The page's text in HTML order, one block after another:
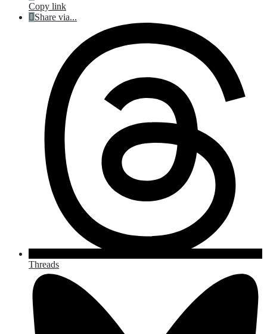
Copy link
Share via...
Threads